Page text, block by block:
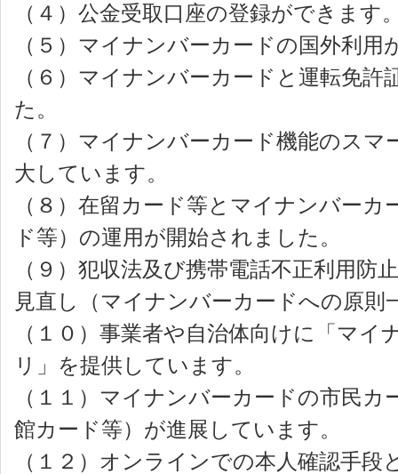
（４）公金受取口座の登録ができます
（５）マイナンバーカードの国外利用
（６）マイナンバーカードと運転免
た。
（７）マイナンバーカード機能のス
大しています。
（８）在留カード等とマイナンバー
ド等）の運用が開始されました。
（９）犯収法及び携帯電話不正利用防
見直し（マイナンバーカードへの原則
（１０）事業者や自治体向けに「マ
リ」を提供しています。
（１１）マイナンバーカードの市民
館カード等）が進展しています。
（１２）オンラインでの本人確認手